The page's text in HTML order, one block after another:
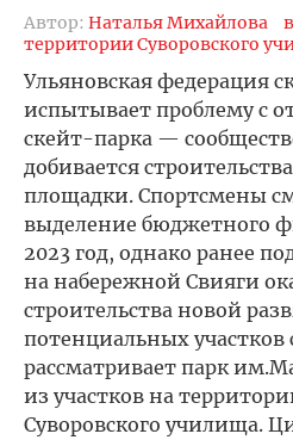
Автор: Наталья Михайлова
территории Суворовского
Ульяновская федерация
испытывает проблему с
скейт-парка —
добивается
площадки. Спортсмены
выделение бюджетного
2023 год, однако ранее
на набережной Свияги
строительства новой
потенциальных участков
рассматривает парк
из участков на
Суворовского училища.